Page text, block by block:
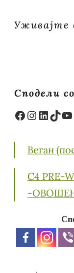
Уживајте
Сподели
Facebook
Instagram
Веган
C4 PRE-
-